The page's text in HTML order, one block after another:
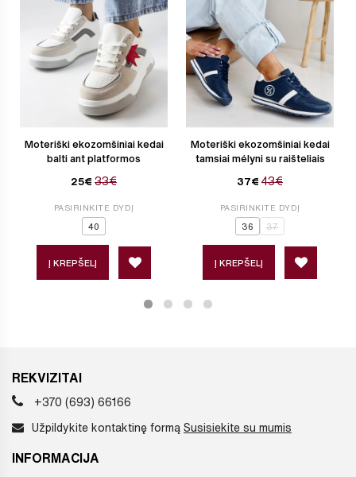
Moteriški ekozomšiniai kedai
balti ant platformos
25€ 33€
PASIRINKITE DYDĮ
40
Į KREPŠELĮ
Moteriški ekozomšiniai kedai
tamsiai mėlyni su raišteliais
37€ 43€
PASIRINKITE DYDĮ
36 37
Į KREPŠELĮ
REKVIZITAI
+370 (693) 66166
Užpildykite kontaktinę formą Susisiekite su mumis
INFORMACIJA